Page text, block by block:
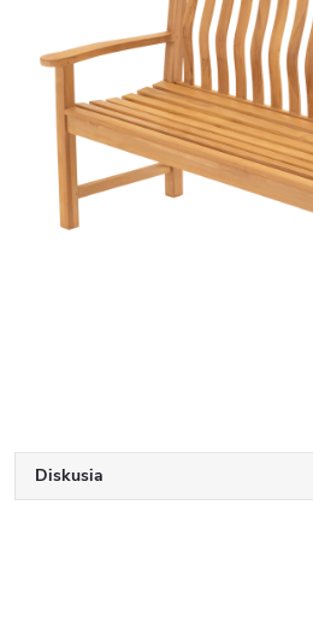
Diskusia